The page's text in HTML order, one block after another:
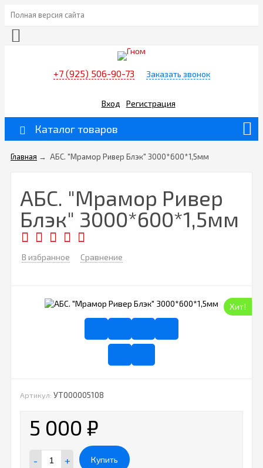
Полная версия сайта
+7 (925) 506-90-73 Заказать звонок
Вход Регистрация
Каталог товаров
Главная → АБС. "Мрамор Ривер Блэк" 3000*600*1,5мм
АБС. "Мрамор Ривер
Блэк" 3000*600*1,5мм
В избранное Сравнение
Хит!
Артикул: УТ000005108
5 000 ₽
- + Купить